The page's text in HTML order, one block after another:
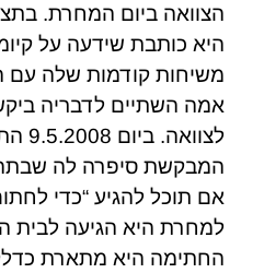
היא כותבת שידעה על
משיחות קודמות שלה עם
אמה השתיים לדבריה
המבקשת סיפרה לה
אם תוכל להגיע “כדי
למחרת היא הגיעה לבית
החתימה היא מתארת